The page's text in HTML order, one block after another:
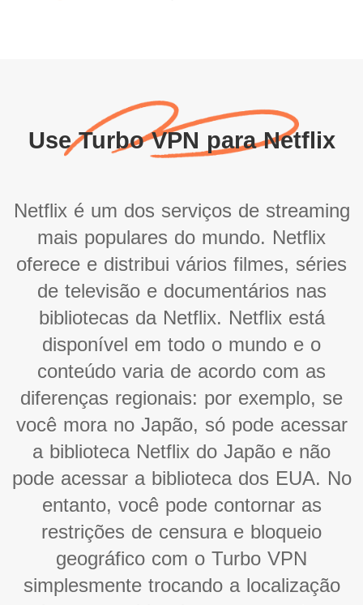
Use Turbo VPN para Netflix
Netflix é um dos serviços de streaming
mais populares do mundo. Netflix
oferece e distribui vários filmes, séries
de televisão e documentários nas
bibliotecas da Netflix. Netflix está
disponível em todo o mundo e o
conteúdo varia de acordo com as
diferenças regionais: por exemplo, se
você mora no Japão, só pode acessar
a biblioteca Netflix do Japão e não
pode acessar a biblioteca dos EUA. No
entanto, você pode contornar as
restrições de censura e bloqueio
geográfico com o Turbo VPN
simplesmente trocando a localização